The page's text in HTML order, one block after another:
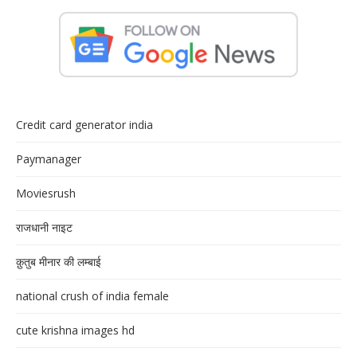
Credit card generator india
Paymanager
Moviesrush
राजधानी नाइट
क़ुतुब मीनार की लम्बाई
national crush of india female
cute krishna images hd